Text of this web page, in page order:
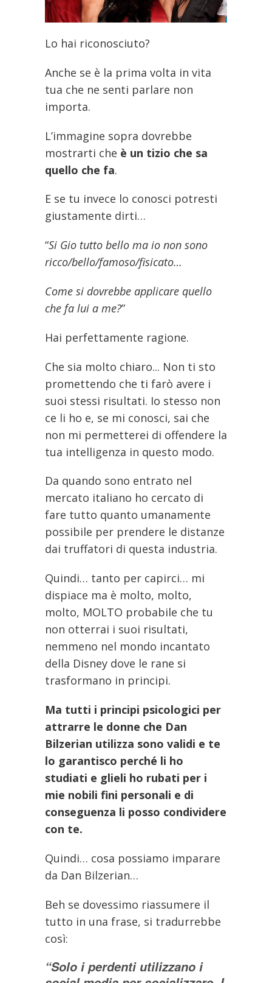
Lo hai riconosciuto?
Anche se è la prima volta in vita
tua che ne senti parlare non
importa.
L’immagine sopra dovrebbe
mostrarti che è un tizio che sa
quello che fa.
E se tu invece lo conosci potresti
giustamente dirti…
“Si Gio tutto bello ma io non sono
ricco/bello/famoso/fisicato…
Come si dovrebbe applicare quello
che fa lui a me?”
Hai perfettamente ragione.
Che sia molto chiaro... Non ti sto
promettendo che ti farò avere i
suoi stessi risultati. Io stesso non
ce li ho e, se mi conosci, sai che
non mi permetterei di offendere la
tua intelligenza in questo modo.
Da quando sono entrato nel
mercato italiano ho cercato di
fare tutto quanto umanamente
possibile per prendere le distanze
dai truffatori di questa industria.
Quindi… tanto per capirci… mi
dispiace ma è molto, molto,
molto, MOLTO probabile che tu
non otterrai i suoi risultati,
nemmeno nel mondo incantato
della Disney dove le rane si
trasformano in principi.
Ma tutti i principi psicologici per
attrarre le donne che Dan
Bilzerian utilizza sono validi e te
lo garantisco perché li ho
studiati e glieli ho rubati per i
mie nobili fini personali e di
conseguenza li posso condividere
con te.
Quindi… cosa possiamo imparare
da Dan Bilzerian…
Beh se dovessimo riassumere il
tutto in una frase, si tradurrebbe
così:
“Solo i perdenti utilizzano i